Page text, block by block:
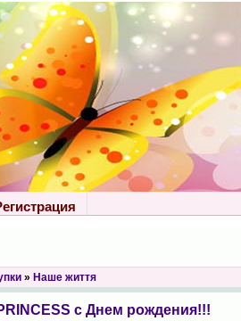
» Наше життя
с Днем рождения!!!